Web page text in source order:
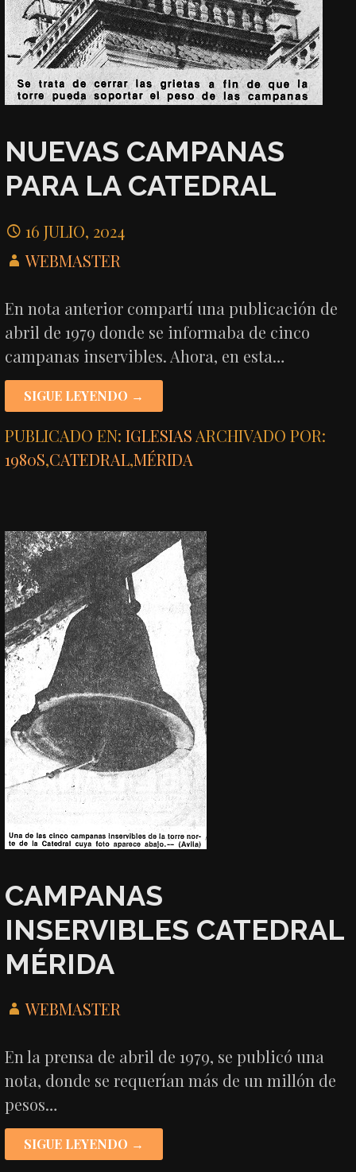
NUEVAS CAMPANAS
PARA LA CATEDRAL
16 JULIO, 2024
WEBMASTER
En nota anterior compartí una publicación de
abril de 1979 donde se informaba de cinco
campanas inservibles. Ahora, en esta…
SIGUE LEYENDO →
PUBLICADO EN:IGLESIAS ARCHIVADO POR:
1980S,CATEDRAL,MÉRIDA
CAMPANAS
INSERVIBLES CATEDRAL
MÉRIDA
WEBMASTER
En la prensa de abril de 1979, se publicó una
nota, donde se requerían más de un millón de
pesos…
SIGUE LEYENDO →